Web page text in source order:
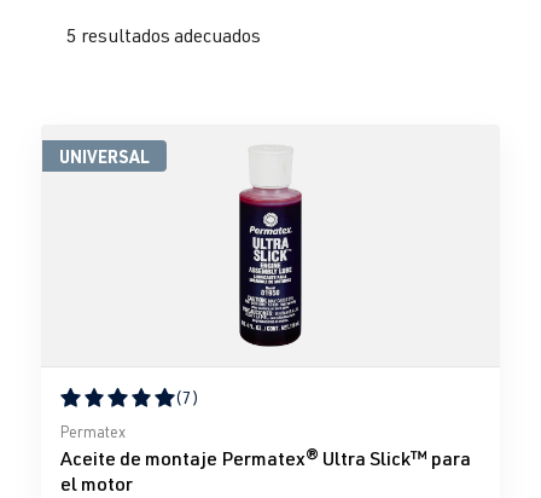
5 resultados adecuados
UNIVERSAL
Calificación promedio de 5 de 5 estrellas
(7)
Permatex
Aceite de montaje Permatex® Ultra Slick™ para
el motor